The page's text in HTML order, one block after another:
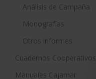
Análisis de Campaña
Monografías
Otros informes
Cuadernos Cooperativos
Manuales Cajamar